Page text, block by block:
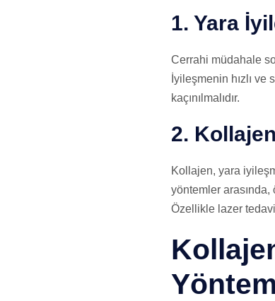
1. Yara
Cerrahi müdahale
İyileşmenin hızlı
kaçınılmalıdır.
2.
Kollajen, yara
yöntemler
Özellikle lazer